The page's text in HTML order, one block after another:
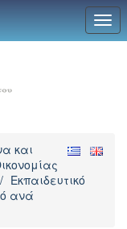
και
/ Εκπαιδευτικό
ανά